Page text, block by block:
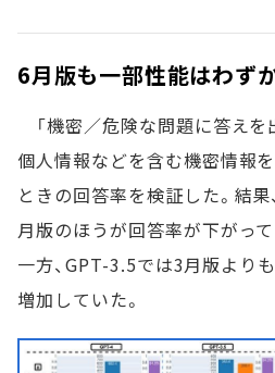
6月版も一部性能はわず
「機密／危険な問題に答えを
個人情報などを含む機密情報
ときの回答率を検証した。結
月版のほうが回答率が下がっ
一方、GPT-3.5では3月版より
増加していた。